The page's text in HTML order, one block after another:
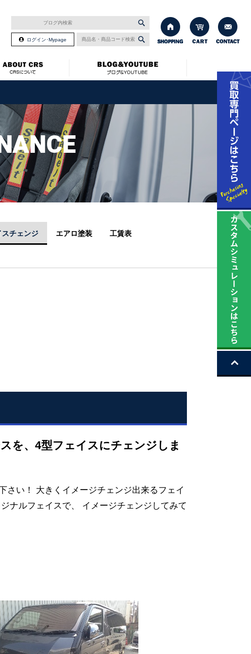
ログイン･Mypage
スチェンジ エアロ塗装 工賃表
を、4型フェイスにチェンジしま
さい！ 大きくイメージチェンジ出来るフェイ
ナルフェイスで、 イメージチェンジしてみて